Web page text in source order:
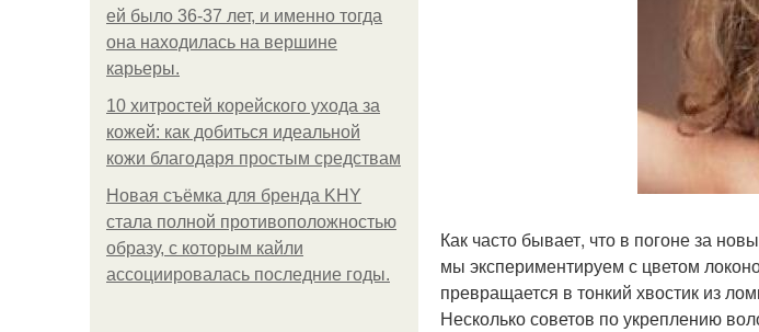
ей было 36-37 лет, и именно тогда
она находилась на вершине
карьеры.
10 хитростей корейского ухода за
кожей: как добиться идеальной
кожи благодаря простым средствам
Новая съёмка для бренда KHY
стала полной противоположностью
образу, с которым кайли
ассоциировалась последние годы.
Как часто бывает, что в погоне за
мы экспериментируем с цветом
превращается в тонкий хвостик из
Несколько советов по укреплению